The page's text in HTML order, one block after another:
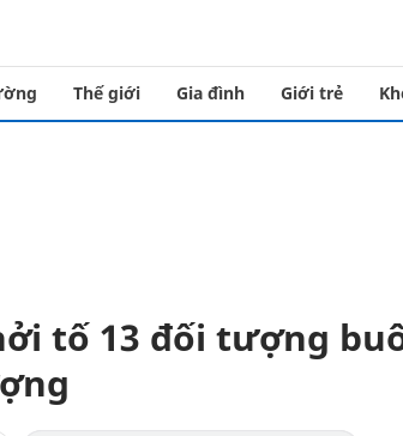
Thế giới Gia đình Giới trẻ
tố 13 đối tượng